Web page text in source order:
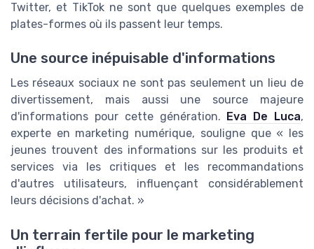
Twitter, et TikTok ne sont que quelques exemples de
plates-formes où ils passent leur temps.
Une source inépuisable d'informations
Les réseaux sociaux ne sont pas seulement un lieu de
divertissement, mais aussi une source majeure
d'informations pour cette génération.
Eva De Luca,
experte en marketing numérique, souligne que « les
jeunes trouvent des informations sur les produits et
services via les critiques et les recommandations
d'autres utilisateurs, influençant considérablement
leurs décisions d'achat. »
Un terrain fertile pour le marketing